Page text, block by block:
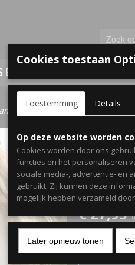
PONCHO'S VOOR KINDEREN
> Dames hoodie momlife
Leuk
€ 27,95
Maat
Cookies toestaan
Toestemming Details
Op deze website worden
Cookies worden door ons
functies en het personaliseren
sociale media-, advertentie- en
gebruikt. Zij kunnen deze
mogelijk hebben verzameld
Later opnieuw tonen